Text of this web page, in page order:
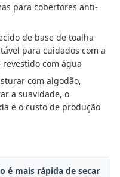
para cobertores anti-
de base de toalha
para cuidados com a
com água
com algodão,
a suavidade, o
e o custo de produção
é mais rápida de secar